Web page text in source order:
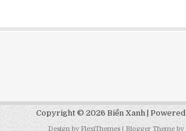
Copyright © 2026 Biển Xanh |
Design by FlexiThemes| Blogger Theme by